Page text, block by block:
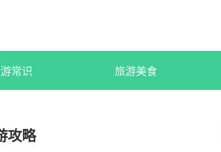
常识 旅游美食
攻略